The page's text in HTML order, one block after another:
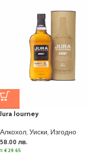
Jura Journey
Алкохол,Уиски,Изгодно
58.00 лв.
≈€29.65